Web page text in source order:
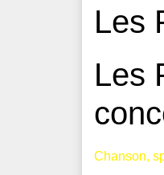
Les
Les
Chanson,